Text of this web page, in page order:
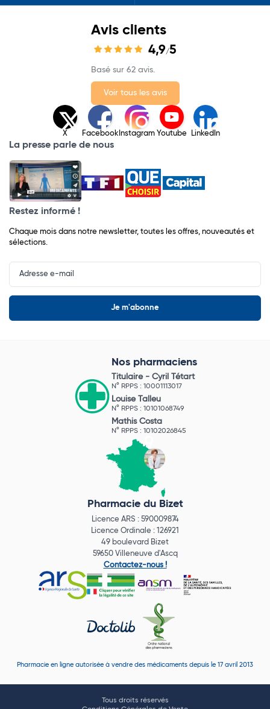
Avis clients
4,9/5
Basé sur 62 avis.
Voir tous les avis
X Facebook Instagram Youtube LinkedIn
La presse parle de nous
Restez informé !
Chaque mois dans notre newsletter, toutes les offres, nouveautés et
sélections.
Input
Newsletter
Nos pharmaciens
Titulaire - Cyril Tétart
N° RPPS : 10001113017
Louise Talleu
N° RPPS : 10101068749
Mathis Costa
N° RPPS : 10102026845
Pharmacie du Bizet
Licence ARS : 590009874
Licence Ordinale : 126921
49 boulevard Bizet
59650 Villeneuve d'Ascq
Contactez-nous !
Pharmacie en ligne autorisée à vendre des médicaments depuis le 17 avril 2013
Tous droits réservés